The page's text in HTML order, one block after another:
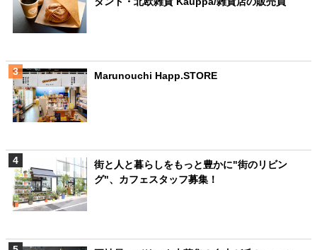
Marunouchi Happ.STORE
街と人と暮らしをもっと豊かに"街のリビン
グ"、カフェスタッフ募集！